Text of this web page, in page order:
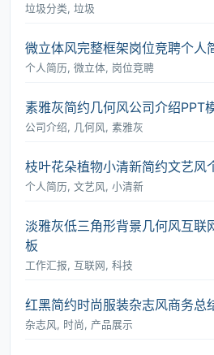
垃圾分类, 垃圾
微立体风完整框架岗位竞聘个人
个人简历, 微立体, 岗位竞聘
素雅灰简约几何风公司介绍PPT
公司介绍, 几何风, 素雅灰
枝叶花朵植物小清新简约文艺风
个人简历, 文艺风, 小清新
淡雅灰低三角形背景几何风互联
板
工作汇报, 互联网, 科技
红黑简约时尚服装杂志风商务总
杂志风, 时尚, 产品展示